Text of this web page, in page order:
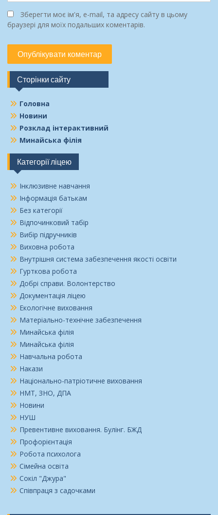
Зберегти моє ім'я, e-mail, та адресу сайту в цьому
браузері для моїх подальших коментарів.
Сторінки сайту
Головна
Новини
Розклад інтерактивний
Минайська філія
Категорії ліцею
Інклюзивне навчання
Інформація батькам
Без категорії
Відпочинковий табір
Вибір підручників
Виховна робота
Внутрішня система забезпечення якості освіти
Гурткова робота
Добрі справи. Волонтерство
Документація ліцею
Екологічне виховання
Матеріально-технічне забезпечення
Минайська філія
Минайська філія
Навчальна робота
Накази
Національно-патріотичне виховання
НМТ, ЗНО, ДПА
Новини
НУШ
Превентивне виховання. Булінг. БЖД
Профорієнтація
Робота психолога
Сімейна освіта
Сокіл "Джура"
Співпраця з садочками